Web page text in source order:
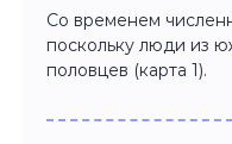
Со временем
поскольку люди из
половцев (карта 1).